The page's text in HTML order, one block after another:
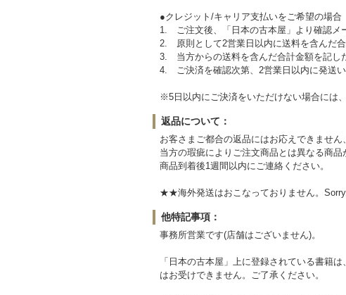
●クレジット/キャリア支払いをご希望の場合
1. ご注文後、「日本の古本屋」より確認メ
2. 原則として2営業日以内に送料を含んだ
3. 当方からの送料を含んだ合計金額を記し
4. ご決済を確認次第、2営業日以内に発送い
※5日以内にご決済をいただけない場合には
返品について：
お客さまご都合の返品にはお応えできません
当方の瑕疵によりご注文商品とは異なる商
商品到着後1週間以内にご連絡ください。
★★海外発送はおこなっておりません。
他特記事項：
事務所営業です(店舗はございません)。
「日本の古本屋」上に登録されている書籍
はお受けできません。ご了承ください。